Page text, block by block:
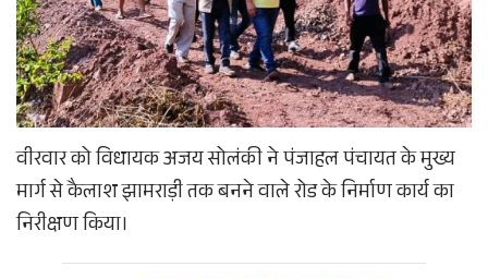
वीरवार को विधायक अजय सोलंकी ने पंजाहल पंचायत के मुख्य
मार्ग से कैलाश झामराड़ी तक बनने वाले रोड के निर्माण कार्य का
निरीक्षण किया।